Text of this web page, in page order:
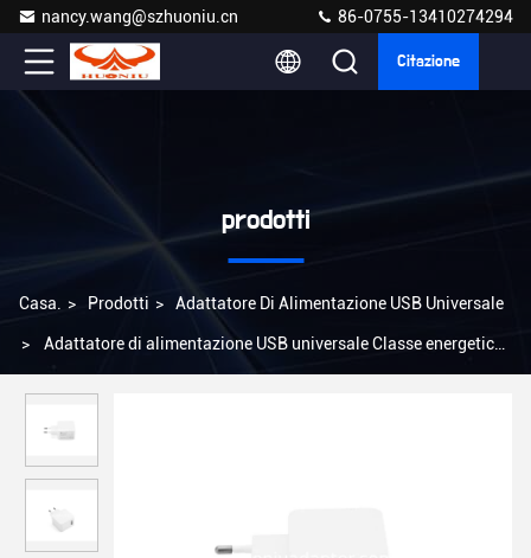
nancy.wang@szhuoniu.cn 86-0755-13410274294
Citazione
prodotti
Casa. > Prodotti > Adattatore Di Alimentazione USB Universale
> Adattatore di alimentazione USB universale Classe energetica